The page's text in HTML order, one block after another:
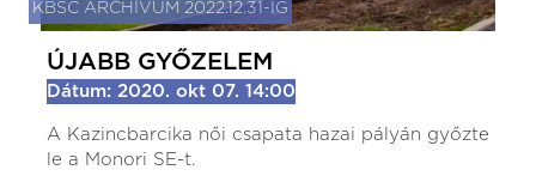
KBSC ARCHÍVUM 2022.12.31-IG
ÚJABB GYŐZELEM
Dátum: 2020. okt 07. 14:00
A Kazincbarcika női csapata hazai pályán győzte
le a Monori SE-t.